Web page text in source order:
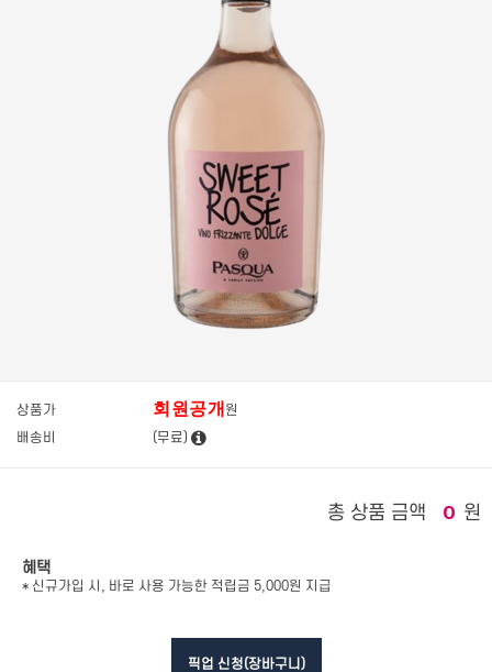
상품가 회원공개 원
배송비
(무료)
총 상품 금액 0 원
혜택
* 신규가입 시, 바로 사용 가능한 적립금 5,000원 지급
픽업 신청(장바구니)